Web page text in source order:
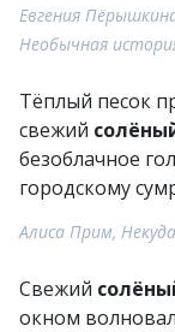
Евгения
Необычная
Тёплый песок
свежий
безоблачное
городскому
Алиса Прим,
Свежий
окном